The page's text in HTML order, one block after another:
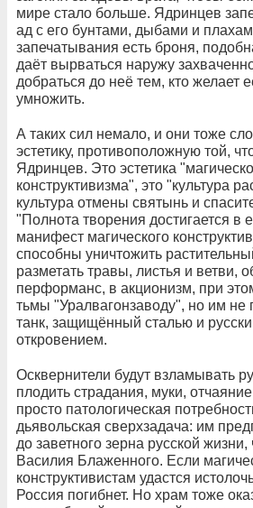
мире стало больше. Ядринцев
ад с его бунтами, дыбами и
запечатывания есть броня,
даёт вырваться наружу
добраться до неё тем, кто желает
умножить.
А таких сил немало, и они тоже
эстетику, противоположную той,
Ядринцев. Это эстетика
конструктивизма", это "культура
культура отмены святынь и
"Полнота творения достигается в
манифест магического
способны уничтожить
разметать травы, листья и ветви,
перформанс, в акционизм, при
тьмы "Уралвагонзаводу", но им не
танк, защищённый сталью и
откровением.
Осквернители будут взламывать
плодить страдания, муки,
просто патологическая
дьявольская сверхзадача: им
до заветного зерна русской
Василия Блаженного. Если
конструктивистам удастся
Россия погибнет. Но храм тоже